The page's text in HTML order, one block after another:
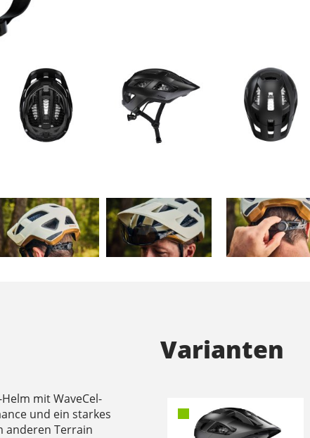
mit WaveCel-
und ein starkes
anderen Terrain
Varianten